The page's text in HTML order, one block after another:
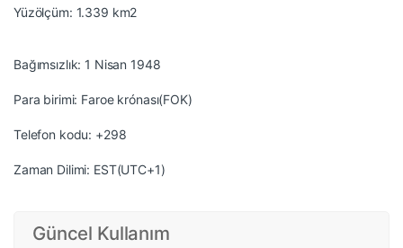
Yüzölçüm: 1.339 km2
Bağımsızlık: 1 Nisan 1948
Para birimi: Faroe krónası(FOK)
Telefon kodu: +298
Zaman Dilimi: EST(UTC+1)
Güncel Kullanım